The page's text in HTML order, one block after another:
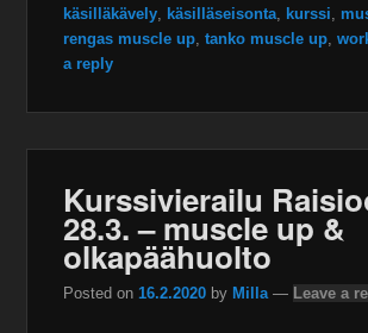
käsilläkävely, käsilläseisonta, kurssi,
rengas muscle up,tanko muscle up,
a reply
Kurssivierailu
28.3. – muscle up &
olkapäähuolto
Posted on16.2.2020 by Milla — Leave a